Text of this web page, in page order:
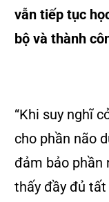
vẫn tiếp tục
bộ và thành
“Khi suy nghĩ
cho phần não
đảm bảo phần
thấy đầy đủ